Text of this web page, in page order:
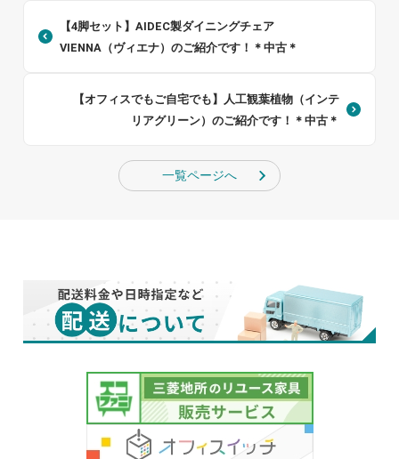
【4脚セット】AIDEC製ダイニングチェア
VIENNA（ヴィエナ）のご紹介です！＊中古＊
【オフィスでもご自宅でも】人工観葉植物（インテ
リアグリーン）のご紹介です！＊中古＊
一覧ページへ